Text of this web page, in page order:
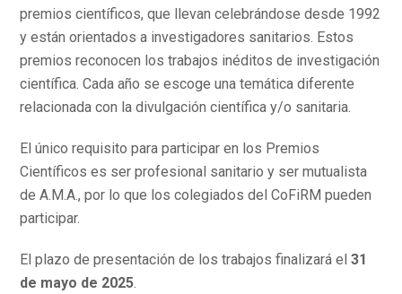
premios científicos, que llevan celebrándose desde 1992
y están orientados a investigadores sanitarios. Estos
premios reconocen los trabajos inéditos de investigación
científica. Cada año se escoge una temática diferente
relacionada con la divulgación científica y/o sanitaria.
El único requisito para participar en los Premios
Científicos es ser profesional sanitario y ser mutualista
de A.M.A., por lo que los colegiados del CoFiRM pueden
participar.
El plazo de presentación de los trabajos finalizará el31
de mayo de 2025